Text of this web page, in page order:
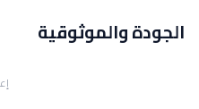
الجودة والموثوقية